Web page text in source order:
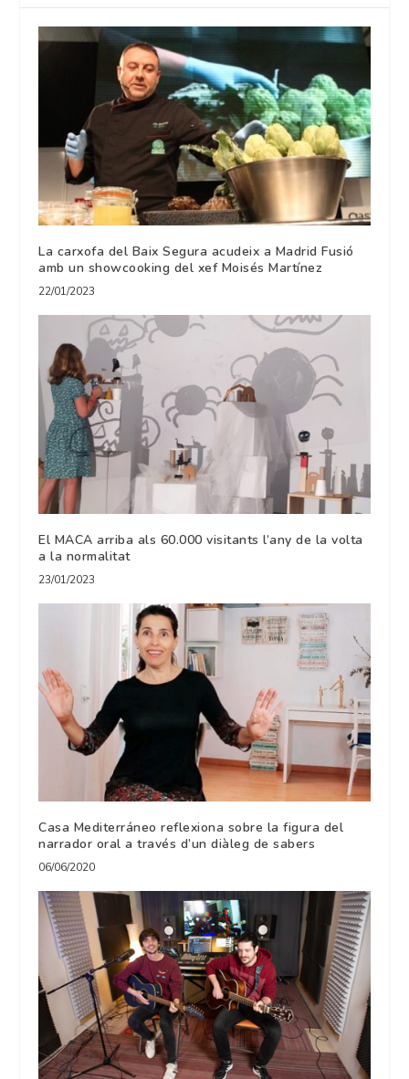
La carxofa del Baix Segura acudeix a Madrid Fusió
amb un showcooking del xef Moisés Martínez
22/01/2023
El MACA arriba als 60.000 visitants l’any de la volta
a la normalitat
23/01/2023
Casa Mediterráneo reflexiona sobre la figura del
narrador oral a través d’un diàleg de sabers
06/06/2020